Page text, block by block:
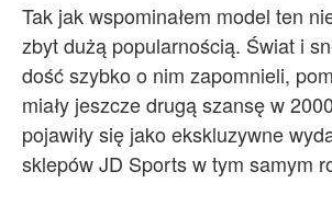
Tak jak wspominałem model ten
zbyt dużą popularnością. Świat i
dość szybko o nim zapomnieli,
miały jeszcze drugą szansę w
pojawiły się jako ekskluzywne
sklepów JD Sports w tym samym